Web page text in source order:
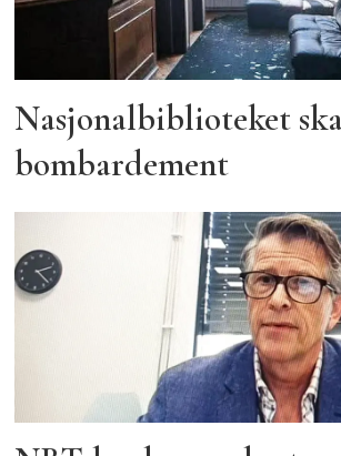
Nasjonalbiblioteket
bombardement